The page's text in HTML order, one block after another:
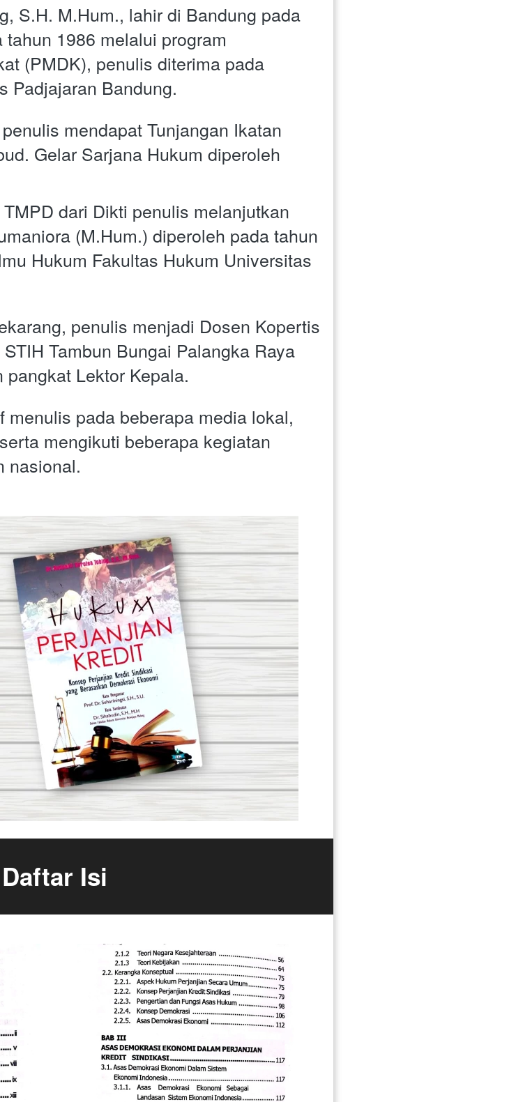
S.H. M.Hum., lahir di Bandung pada
1986 melalui program
(PMDK), penulis diterima pada
Padjajaran Bandung.
mendapat Tunjangan Ikatan
Gelar Sarjana Hukum diperoleh
dari Dikti penulis melanjutkan
(M.Hum.) diperoleh pada tahun
Hukum Fakultas Hukum Universitas
penulis menjadi Dosen Kopertis
Tambun Bungai Palangka Raya
Lektor Kepala.
pada beberapa media lokal,
mengikuti beberapa kegiatan
nasional.
Daftar Isi